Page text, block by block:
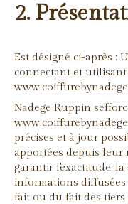
2.
Est désigné ci-après :
connectant et utilisant
Nadege Ruppin
précises et à jour
apportées depuis leur
garantir l'exactitude,
informations diffusées
fait ou du fait des